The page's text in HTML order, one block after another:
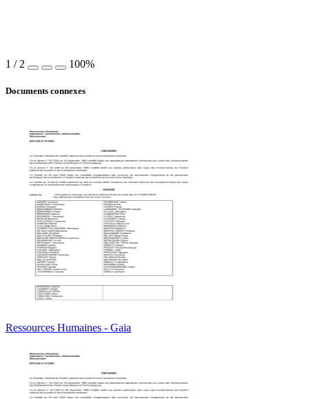
1 / 2 100%
Documents connexes
Ressources Humaines - Gaia